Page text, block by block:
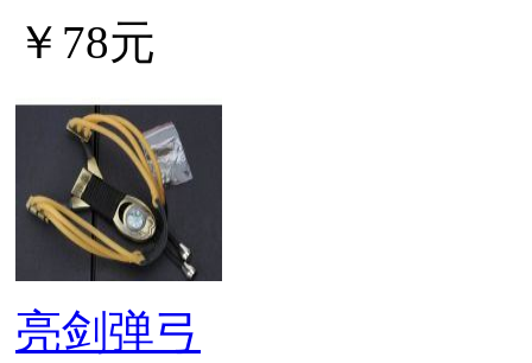
￥78元
亮剑弹弓